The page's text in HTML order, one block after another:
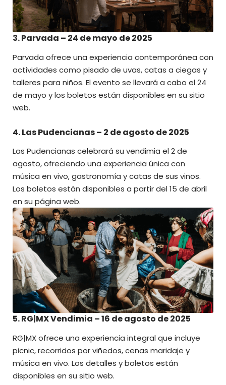
3. Parvada – 24 de mayo de 2025
Parvada ofrece una experiencia contemporánea con
actividades como pisado de uvas, catas a ciegas y
talleres para niños. El evento se llevará a cabo el 24
de mayo y los boletos están disponibles en su sitio
web.
4. Las Pudencianas – 2 de agosto de 2025
Las Pudencianas celebrará su vendimia el 2 de
agosto, ofreciendo una experiencia única con
música en vivo, gastronomía y catas de sus vinos.
Los boletos están disponibles a partir del 15 de abril
en su página web.
5. RG|MX Vendimia – 16 de agosto de 2025
RG|MXofrece una experiencia integral que incluye
picnic, recorridos por viñedos, cenas maridaje y
música en vivo. Los detalles y boletos están
disponibles en su sitio web.